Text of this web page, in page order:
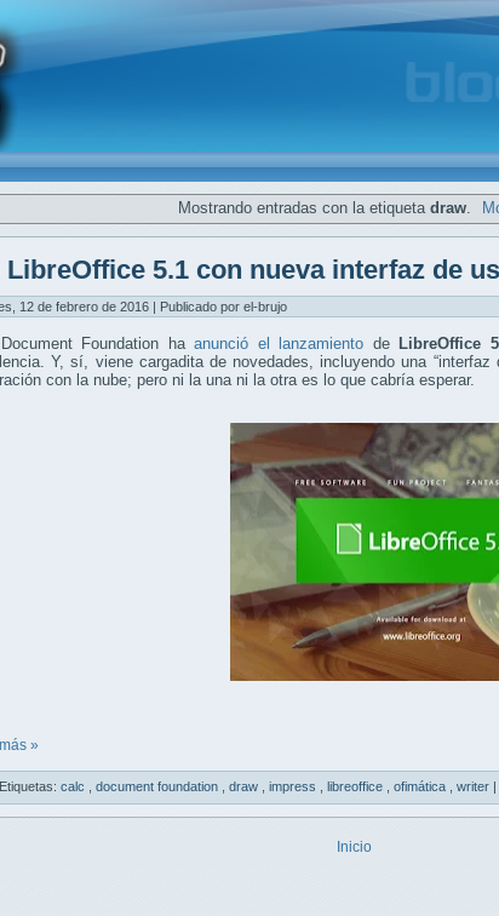
Mostrando entradas con la etiqueta draw.
LibreOffice 5.1 con nueva interfaz de
12 de febrero de 2016 | Publicado por el-brujo
Foundation haanunció el lanzamiento de LibreOffice
Y, sí, viene cargadita de novedades, incluyendo una
con la nube; pero ni la una ni la otra es lo que cabría esperar.
»
Etiquetas: calc document foundation draw impress libreoffice ofimática writer |
Inicio